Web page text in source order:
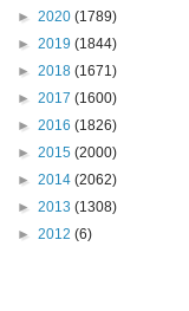
► 2020 (1789)
► 2019 (1844)
► 2018 (1671)
► 2017 (1600)
► 2016 (1826)
► 2015 (2000)
► 2014 (2062)
► 2013 (1308)
► 2012 (6)